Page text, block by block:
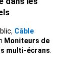
Câble
Moniteurs de
multi-écrans.